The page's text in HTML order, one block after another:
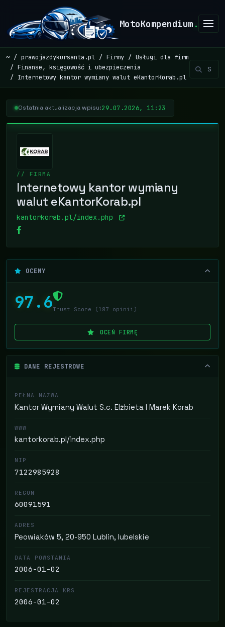
MotoKompendium .
~ prawojazdykursanta.pl Firmy
Usługi dla firm
Finanse, księgowość i ubezpieczenia
Internetowy kantor wymiany walut eKantorKorab.pl
Ostatnia aktualizacja wpisu:29.07.2026, 11:23
// FIRMA
Internetowy kantor wymiany
walut eKantorKorab.pl
kantorkorab.pl/index.php
OCENY
97.6Trust Score (187 opinii)
OCEŃ FIRMĘ
DANE REJESTROWE
PEŁNA NAZWA
Kantor Wymiany Walut S.c. Elżbieta I Marek Korab
WWW
kantorkorab.pl/index.php
NIP
7122985928
REGON
60091591
ADRES
Peowiaków 5, 20-950 Lublin, lubelskie
DATA POWSTANIA
2006-01-02
REJESTRACJA KRS
2006-01-02